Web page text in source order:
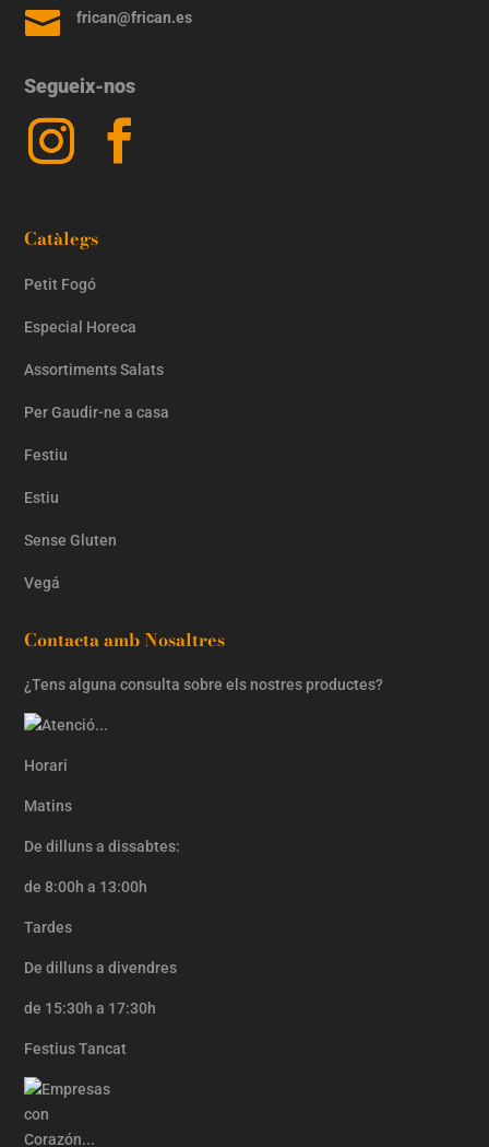
 frican@frican.es
Segueix-nos
Catàlegs
Petit Fogó
Especial Horeca
Assortiments Salats
Per Gaudir-ne a casa
Festiu
Estiu
Sense Gluten
Vegá
Contacta amb Nosaltres
¿Tens alguna consulta sobre els nostres productes?
Horari
Matins
De dilluns a dissabtes:
de 8:00h a 13:00h
Tardes
De dilluns a divendres
de 15:30h a 17:30h
Festius Tancat